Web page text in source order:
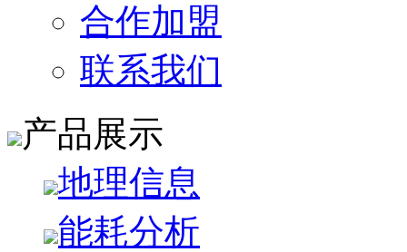
合作加盟
联系我们
产品展示
地理信息
能耗分析